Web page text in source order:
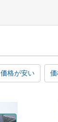
価格が安い